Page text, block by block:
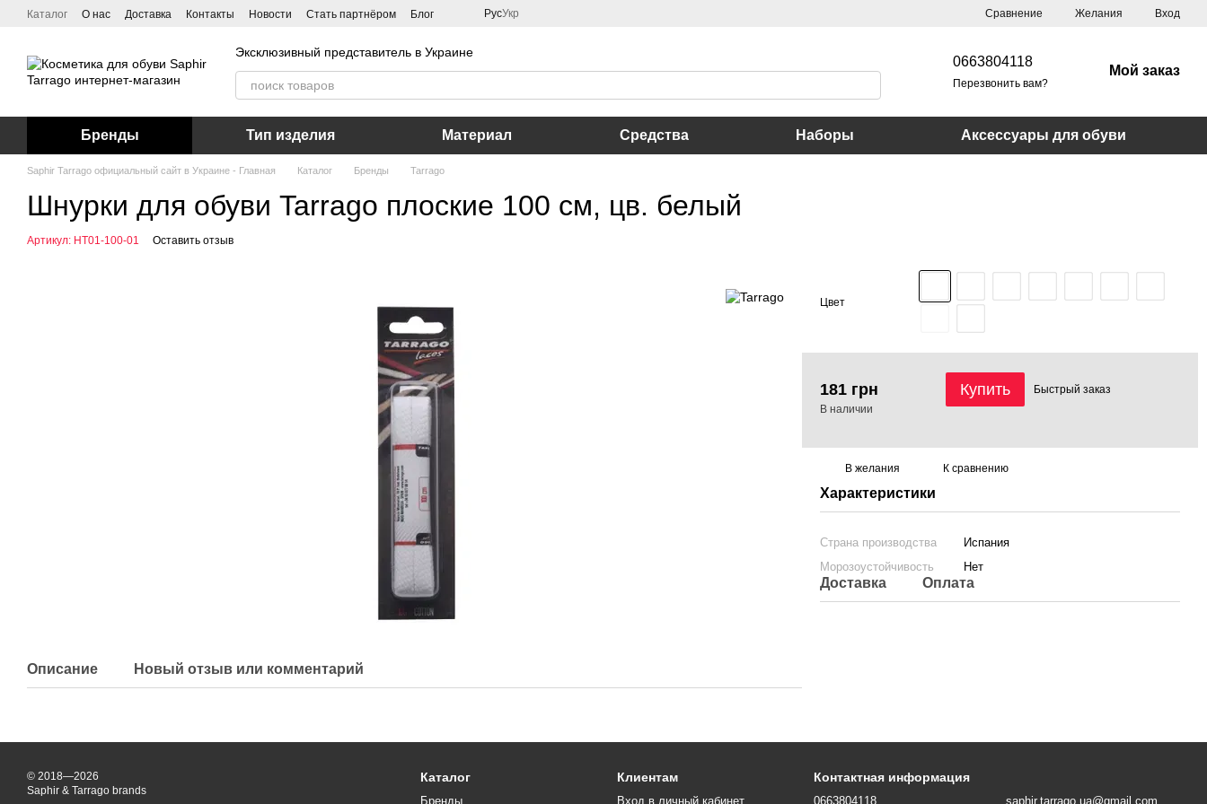
Перейти к основному контенту
Каталог О нас Доставка Контакты Новости Стать партнёром Блог РусУкр Сравнение Желания Вход
Эксклюзивный представитель в Украине
0663804118
Перезвонить вам?
Мой заказ
Бренды Тип изделия Материал Средства Наборы Аксессуары для обуви
Saphir Tarrago официальный сайт в Украине - Главная Каталог Бренды Tarrago
Шнурки для обуви Tarrago плоские 100 см, цв. белый
Артикул: HT01-100-01 Оставить отзыв
Описание Новый отзыв или комментарий
Цвет
181 грн
В наличии
Купить Быстрыйзаказ
В желания К сравнению
Характеристики
Страна производства
Испания
Морозоустойчивость
Нет
Доставка Оплата
© 2018—2026
Saphir & Tarrago brands
Каталог
Бренды
Клиентам
Вход в личный кабинет
Контактная информация
0663804118 saphir.tarrago.ua@gmail.com